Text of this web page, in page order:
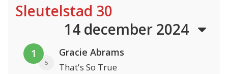
Sleutelstad 30
14 december 2024
1
5
Gracie Abrams
That's So True